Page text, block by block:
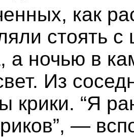
как
стоять
а ночью в
Из
крики. “Я
—